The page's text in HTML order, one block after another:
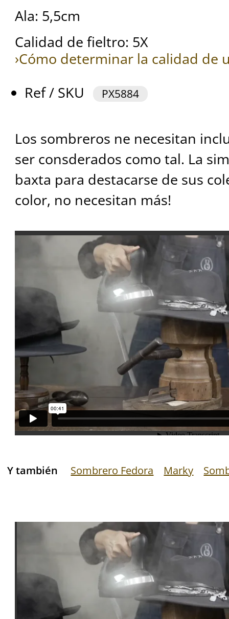
Ala: 5,5cm
Calidad de fieltro: 5X
›Cómo determinar la calidad de
Ref / SKU
PX5884
Los sombreros ne necesitan
ser consderados como tal. La
baxta para destacarse de sus
color, no necesitan más!
Y también Sombrero Fedora Marky